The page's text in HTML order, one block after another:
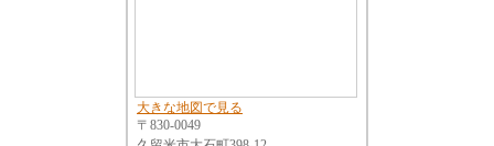
大きな地図で見る
〒830-0049